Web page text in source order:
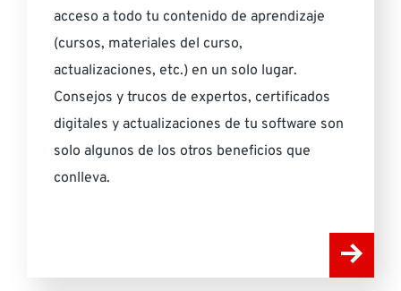
acceso a todo tu contenido de aprendizaje
(cursos, materiales del curso,
actualizaciones, etc.) en un solo lugar.
Consejos y trucos de expertos, certificados
digitales y actualizaciones de tu software son
solo algunos de los otros beneficios que
conlleva.